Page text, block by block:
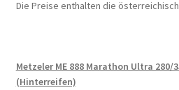
Die Preise enthalten die
Metzeler ME 888 Marathon Ultra 280/
(Hinterreifen)